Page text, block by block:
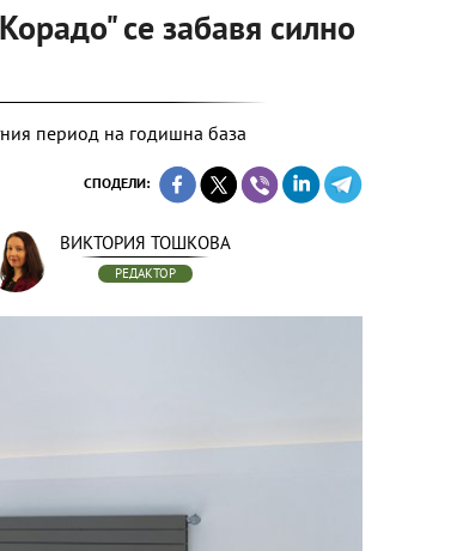
се забавя силно
период на годишна база
СПОДЕЛИ:
ВИКТОРИЯ ТОШКОВА
РЕДАКТОР